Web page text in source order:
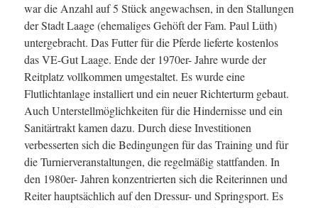
war die Anzahl auf 5 Stück angewachsen, in den Stallungen
der Stadt Laage (ehemaliges Gehöft der Fam. Paul Lüth)
untergebracht. Das Futter für die Pferde lieferte kostenlos
das VE-Gut Laage. Ende der 1970er- Jahre wurde der
Reitplatz vollkommen umgestaltet. Es wurde eine
Flutlichtanlage installiert und ein neuer Richterturm gebaut.
Auch Unterstellmöglichkeiten für die Hindernisse und ein
Sanitärtrakt kamen dazu. Durch diese Investitionen
verbesserten sich die Bedingungen für das Training und für
die Turnierveranstaltungen, die regelmäßig stattfanden. In
den 1980er- Jahren konzentrierten sich die Reiterinnen und
Reiter hauptsächlich auf den Dressur- und Springsport. Es